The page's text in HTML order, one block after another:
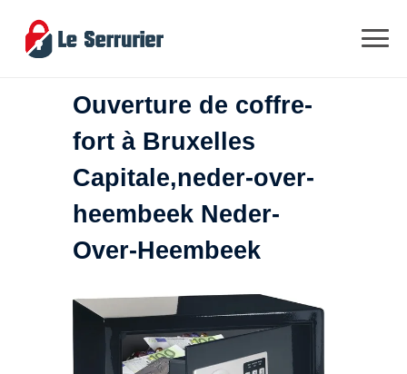
Ouverture de coffre-
fort à Bruxelles
Capitale,neder-over-
heembeek Neder-
Over-Heembeek